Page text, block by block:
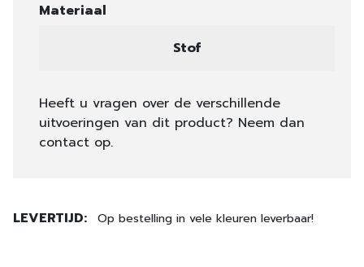
Materiaal
Stof
Heeft u vragen over de verschillende
uitvoeringen van dit product? Neem dan
contact op.
LEVERTIJD: Op bestelling in vele kleuren leverbaar!